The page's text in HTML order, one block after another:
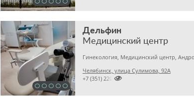
Дельфин
Медицинский центр
Гинекология, Медицинский центр,
Челябинск, улица Сулимова, 92А

+7 (351) 2201843